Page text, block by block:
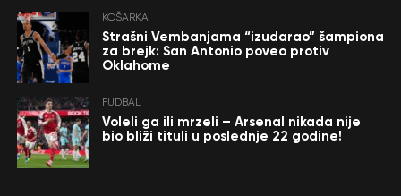
KOŠARKA
Strašni Vembanjama “izudarao” šampiona
za brejk: San Antonio poveo protiv
Oklahome
FUDBAL
Voleli ga ili mrzeli – Arsenal nikada nije
bio bliži tituli u poslednje 22 godine!